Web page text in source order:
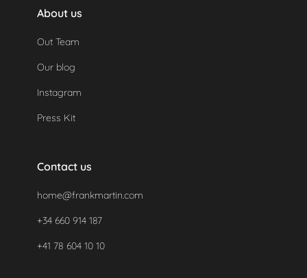
About us
Out Team
Our blog
Instagram
Press Kit
Contact us
home@frankmartin.com
+34 660 914 187
+41 78 604 10 10